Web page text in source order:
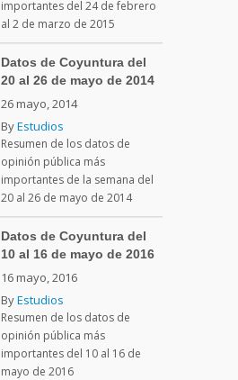
importantes del 24 de febrero
al 2 de marzo de 2015
Datos de Coyuntura del
20 al 26 de mayo de 2014
26 mayo, 2014
ByEstudios
Resumen de los datos de
opinión pública más
importantes de la semana del
20 al 26 de mayo de 2014
Datos de Coyuntura del
10 al 16 de mayo de 2016
16 mayo, 2016
ByEstudios
Resumen de los datos de
opinión pública más
importantes del 10 al 16 de
mayo de 2016